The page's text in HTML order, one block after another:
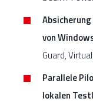
von
Guard,
Parallele
lokalen